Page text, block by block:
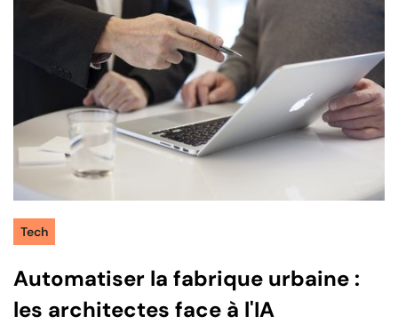
Tech
Automatiser la fabrique urbaine :
les architectes face à l'IA